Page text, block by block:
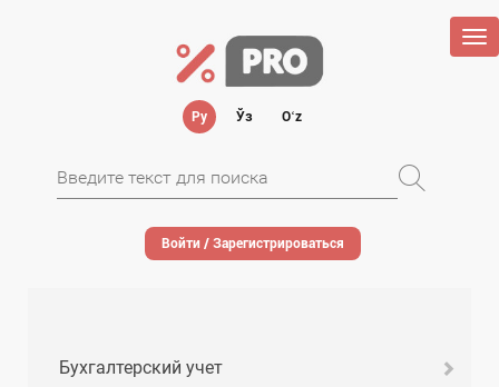
Ру Ўз Oʻz
Войти / Зарегистрироваться
Бухгалтерский учет